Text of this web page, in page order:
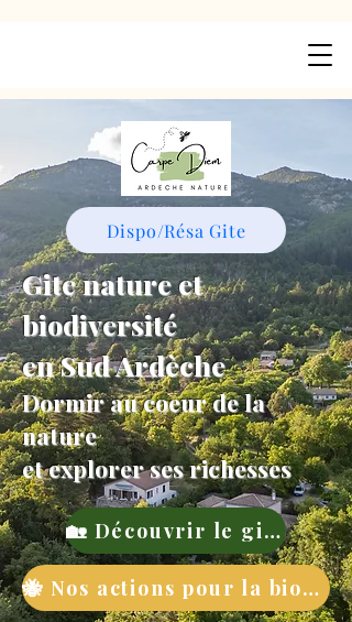
Dispo/Résa Gite
Gite nature et
biodiversité
en Sud Ardèche
Dormir au coeur de la
nature
et explorer ses richesses
🏡 Découvrir le gite
🐝 Nos actions pour la biodiversité